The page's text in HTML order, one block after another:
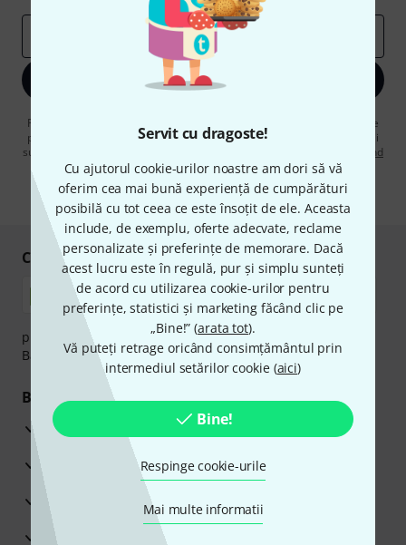
Servit cu dragoste!
Cu ajutorul cookie-urilor noastre am dori să vă
oferim cea mai bună experiență de cumpărături
posibilă cu tot ceea ce este însoțit de ele. Aceasta
include, de exemplu, oferte adecvate, reclame
personalizate și preferințe de memorare. Dacă
acest lucru este în regulă, pur și simplu sunteți
de acord cu utilizarea cookie-urilor pentru
preferințe, statistici și marketing făcând clic pe
„Bine!” (arata tot).
Vă puteți retrage oricând consimțământul prin
intermediul setărilor cookie (aici)
Bine!
Respinge cookie-urile
Mai multe informatii
Înscrie-te acum
Făcând clic pe „Înscrie-te acum”, sunteți de acord să primiți publicitate
prin e-mail. Vă puteți dezabona în orice moment. Puteți găsi informații
suplimentare despre buletinul informativ în
regulamentul nostru privind
protecția datelor.
* Necesar
Cumpărați și plătiți în siguranță
plata se poate efectua în siguranță cu Ramburs, Transfer
Bancar sau Card de credit.
Beneficiile tale
3 Ani Garanție Thomann
Garanţia returnării banilor în 30 de zile
Sfaturi de la experții noștri